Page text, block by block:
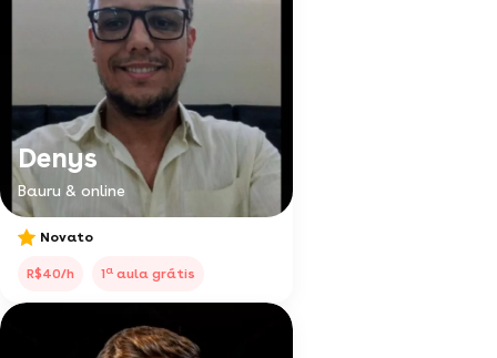
Denys
Bauru & online
Novato
R$40/h 1a aula grátis